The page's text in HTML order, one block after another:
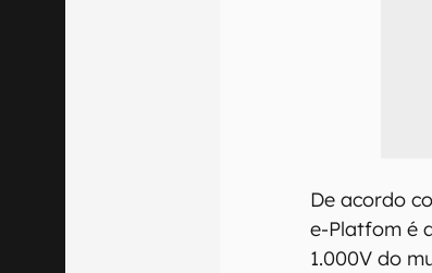
De acordo
e-Platfom é
1.000V do